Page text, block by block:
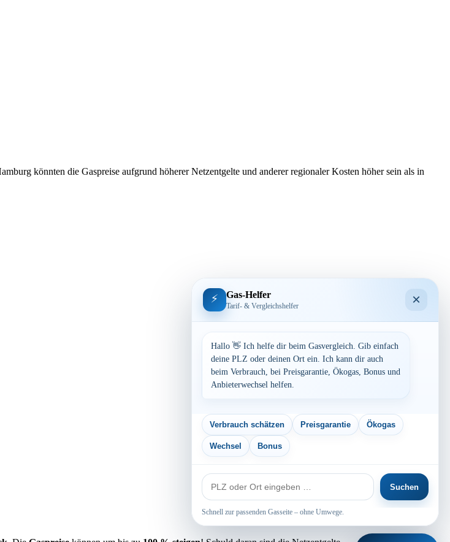
könnten die Gaspreise aufgrund höherer Netzentgelte und anderer regionaler Kosten höher sein als in
⚡ Gas-Helfer
Tarif- & Vergleichshelfer ×
Hallo 👋 Ich helfe dir beim Gasvergleich. Gib einfach
deine PLZ oder deinen Ort ein. Ich kann dir auch
beim Verbrauch, bei Preisgarantie, Ökogas, Bonus und
Anbieterwechsel helfen.
Verbrauch schätzen Preisgarantie Ökogas
Wechsel Bonus
PLZ
oder
Ort
Suchen
Schnell zur passenden Gasseite – ohne Umwege.